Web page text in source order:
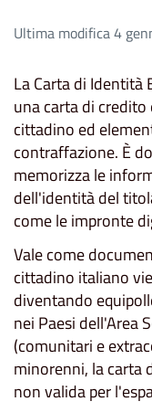
Ultima modifica 4
La Carta di Identità
una carta di
cittadino ed
contraffazione. È
memorizza le
dell'identità del
come le impronte
Vale come
cittadino italiano
diventando
nei Paesi dell'Area
(comunitari e
minorenni, la carta
non valida per